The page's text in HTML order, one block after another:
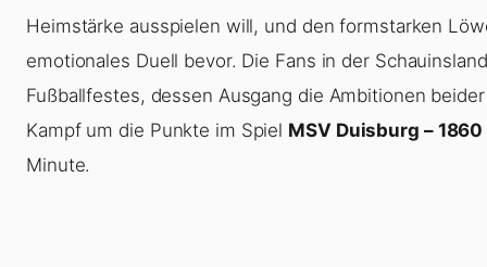
Heimstärke ausspielen will, und den formstarken
emotionales Duell bevor. Die Fans in der
Fußballfestes, dessen Ausgang die Ambitionen
Kampf um die Punkte im Spiel MSV Duisburg –
Minute.